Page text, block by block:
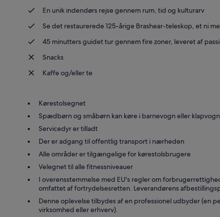
En unik indendørs rejse gennem rum, tid og kulturarv
Se det restaurerede 125-årige Brashear-teleskop, et ni
45 minutters guidet tur gennem fire zoner, leveret af
Snacks
Kaffe og/eller te
Kørestolsegnet
Spædbørn og småbørn kan køre i barnevogn eller klapvogn
Servicedyr er tilladt
Der er adgang til offentlig transport i nærheden
Alle områder er tilgængelige for kørestolsbrugere
Velegnet til alle fitnessniveauer
I overensstemmelse med EU's regler om
omfattet af fortrydelsesretten. Leverandørens
Denne oplevelse tilbydes af en professionel udbyder (en
virksomhed eller erhverv).